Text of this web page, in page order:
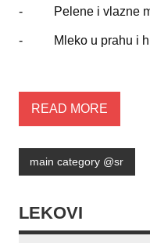
- Pelene i vlazne
- Mleko u prahu i
READ MORE
main category @sr
LEKOVI